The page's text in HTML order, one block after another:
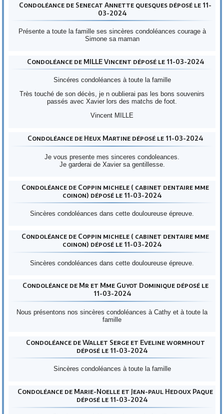
Condoléance de Senecat Annette quesques déposé le 11-
03-2024
Présente a toute la famille ses sincères condoléances courage à
Simone sa maman
Condoléance de MILLE Vincent déposé le 11-03-2024
Sincéres condoléances à toute la famille
Très touché de son décès, je n oublierai pas les bons souvenirs
passés avec Xavier lors des matchs de foot.
Vincent MILLE
Condoléance de Heux Martine déposé le 11-03-2024
Je vous presente mes sinceres condoleances.
Je garderai de Xavier sa gentillesse.
Condoléance de Coppin michele ( cabinet dentaire mme
coinon) déposé le 11-03-2024
Sincères condoléances dans cette douloureuse épreuve.
Condoléance de Coppin michele ( cabinet dentaire mme
coinon) déposé le 11-03-2024
Sincères condoléances dans cette douloureuse épreuve.
Condoléance de Mr et Mme Guyot Dominique déposé le
11-03-2024
Nous présentons nos sincères condoléances à Cathy et à toute la
famille
Condoléance de Wallet Serge et Eveline wormhout
déposé le 11-03-2024
Sincères condoléances à toute la famille
Condoléance de Marie-Noelle et Jean-paul Hedoux Paque
déposé le 11-03-2024